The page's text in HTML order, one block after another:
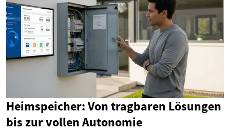
Heimspeicher: Von tragbaren Lösungen
bis zur vollen Autonomie